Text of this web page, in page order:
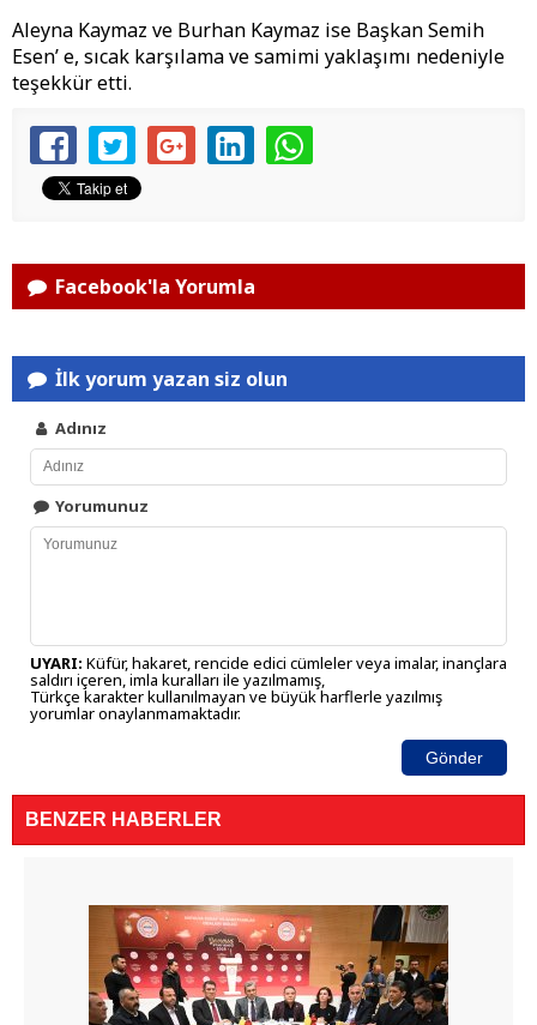
Aleyna Kaymaz ve Burhan Kaymaz ise Başkan Semih
Esen’ e, sıcak karşılama ve samimi yaklaşımı nedeniyle
teşekkür etti.
Facebook'la Yorumla
İlk yorum yazan siz olun
Adınız
Yorumunuz
UYARI: Küfür, hakaret, rencide edici cümleler veya imalar, inançlara
saldırı içeren, imla kuralları ile yazılmamış,
Türkçe karakter kullanılmayan ve büyük harflerle yazılmış
yorumlar onaylanmamaktadır.
Gönder
BENZER HABERLER